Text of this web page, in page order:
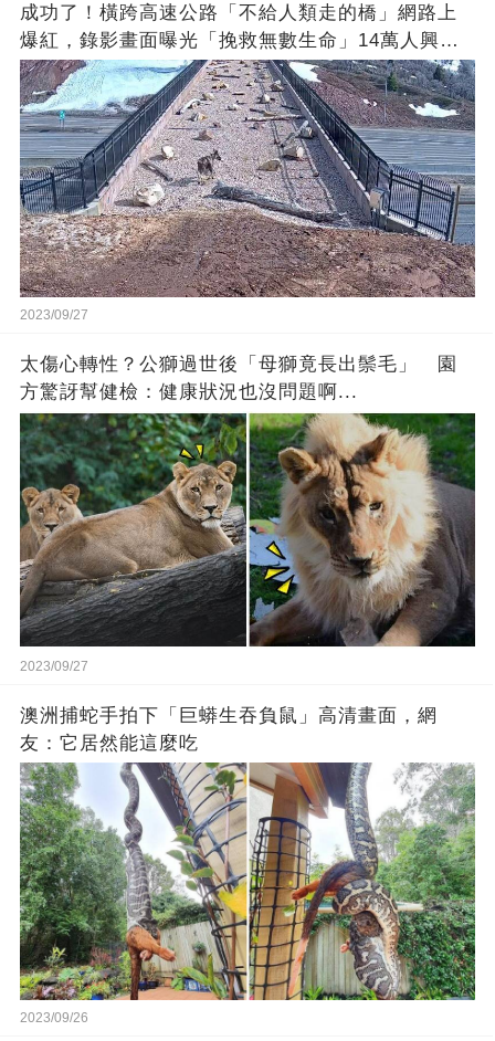
成功了！橫跨高速公路「不給人類走的橋」網路上
爆紅，錄影畫面曝光「挽救無數生命」14萬人興奮
歡呼
2023/09/27
太傷心轉性？公獅過世後「母獅竟長出鬃毛」 園
方驚訝幫健檢：健康狀況也沒問題啊...
2023/09/27
澳洲捕蛇手拍下「巨蟒生吞負鼠」高清畫面，網
友：它居然能這麼吃
2023/09/26